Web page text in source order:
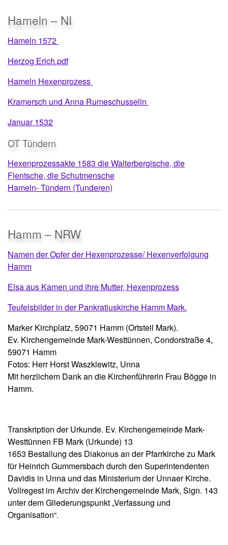
Hameln – NI
Hameln 1572
Herzog Erich.pdf
Hameln Hexenprozess
Kramersch und Anna Rumeschusselin
Januar 1532
OT Tündern
Hexenprozessakte 1583 die Walterbergische, die
Flentsche, die Schutmensche
Hameln- Tündern (Tunderen)
Hamm – NRW
Namen der Opfer der Hexenprozesse/ Hexenverfolgung
Hamm
Elsa aus Kamen und ihre Mutter, Hexenprozess
Teufelsbilder in der Pankratiuskirche Hamm Mark.
Marker Kirchplatz, 59071 Hamm (Ortsteil Mark).
Ev. Kirchengemeinde Mark-Westtünnen, Condorstraße 4,
59071 Hamm
Fotos: Herr Horst Waszkiewitz, Unna
Mit herzlichem Dank an die Kirchenführerin Frau Bögge in
Hamm.
Transkription der Urkunde. Ev. Kirchengemeinde Mark-
Westtünnen FB Mark (Urkunde) 13
1653 Bestallung des Diakonus an der Pfarrkirche zu Mark
für Heinrich Gummersbach durch den Superintendenten
Davidis in Unna und das Ministerium der Unnaer Kirche.
Vollregest im Archiv der Kirchengemeinde Mark, Sign. 143
unter dem Gliederungspunkt „Verfassung und
Organisation“.